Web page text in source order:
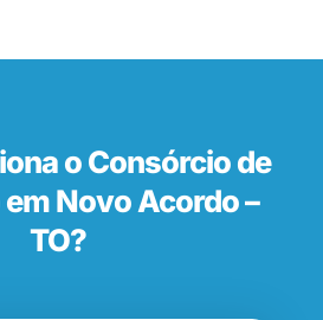
o Consórcio de
Novo Acordo –
TO?